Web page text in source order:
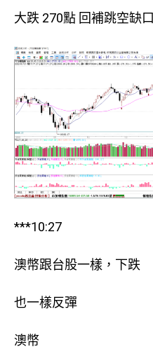
大跌 270點 回補跳空缺口
***10:27
澳幣跟台股一樣，下跌
也一樣反彈
澳幣